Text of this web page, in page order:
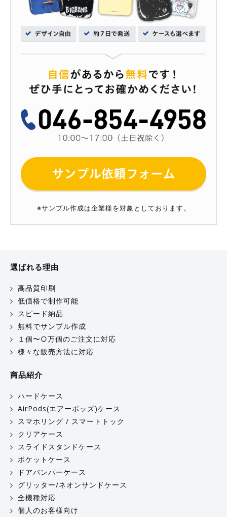
※サンプル作成は企業様を対象としております。
選ばれる理由
高品質印刷
低価格で制作可能
スピード納品
無料でサンプル作成
１個〜○万個のご注文に対応
様々な販売方法に対応
商品紹介
ハードケース
AirPods(エアーポッズ)ケース
スマホリング / スマートトック
クリアケース
スライドスタンドケース
ポケットケース
ドアバンパーケース
グリッター/ネオンサンドケース
全機種対応
個人のお客様向け